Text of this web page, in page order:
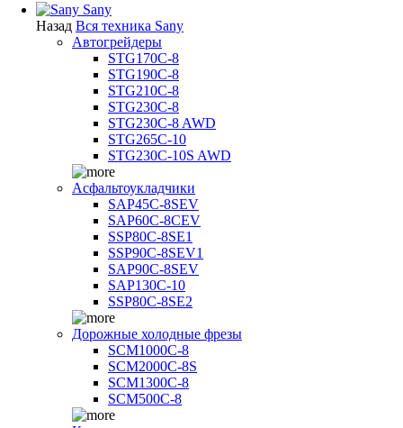
Sany
Назад Вся техника Sany
Автогрейдеры
STG170C-8
STG190C-8
STG210C-8
STG230C-8
STG230C-8 AWD
STG265C-10
STG230C-10S AWD
Асфальтоукладчики
SAP45С-8SEV
SAP60C-8CEV
SSP80C-8SE1
SSP90C-8SEV1
SAP90C-8SEV
SAP130C-10
SSP80C-8SE2
Дорожные холодные фрезы
SCM1000C-8
SCM2000C-8S
SCM1300C-8
SCM500C-8